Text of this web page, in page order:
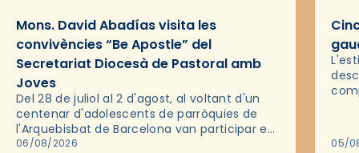
Mons. David Abadías visita les
convivències “Be Apostle” del
Secretariat Diocesà de Pastoral amb
Joves
Del 28 de juliol al 2 d'agost, al voltant d'un
centenar d'adolescents de parròquies de
l'Arquebisbat de Barcelona van participar en
les convivències Be Apostle, organitzades
06/08/2026 05/